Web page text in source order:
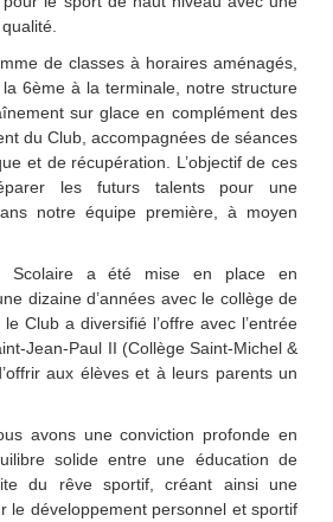
de classes à horaires aménagés,
6ème à la terminale, notre structure
sur glace en complément des
du Club, accompagnées de séances
et de récupération. L’objectif de ces
les futurs talents pour une
notre équipe première, à moyen
Scolaire a été mise en place en
dizaine d’années avec le collège de
Club a diversifié l’offre avec l’entrée
Jean-Paul II (Collège Saint-Michel &
aux élèves et à leurs parents un
avons une conviction profonde en
solide entre une éducation de
du rêve sportif, créant ainsi une
le développement personnel et sportif